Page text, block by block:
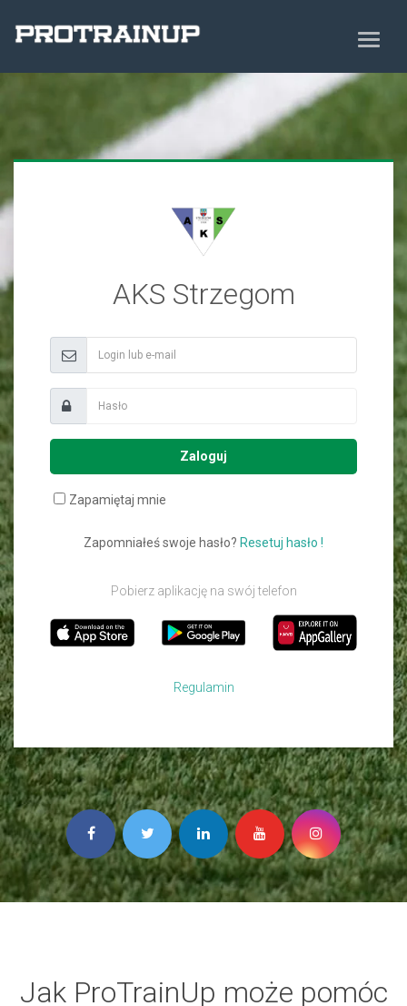
AKS Strzegom
Zaloguj
Zapamiętaj mnie
Zapomniałeś swoje hasło? Resetuj hasło !
Pobierz aplikację na swój telefon
Regulamin
Jak ProTrainUp może pomóc